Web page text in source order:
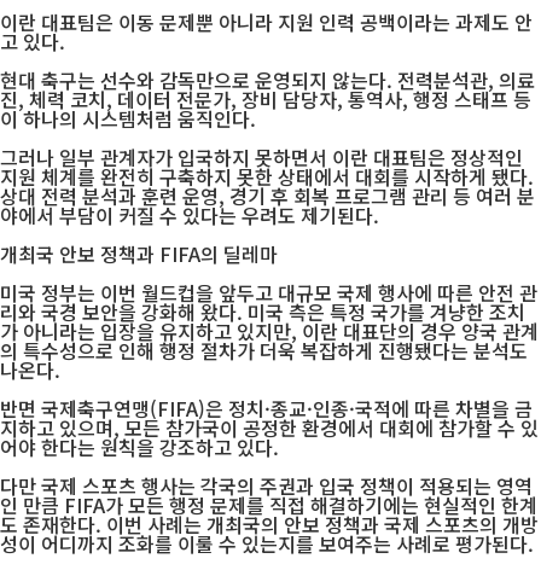
이란 대표팀은 이동 문제뿐 아니라 지원 인력 공백이라는 과제도 안
고 있다.
현대 축구는 선수와 감독만으로 운영되지 않는다. 전력분석관, 의료
진, 체력 코치, 데이터 전문가, 장비 담당자, 통역사, 행정 스태프 등
이 하나의 시스템처럼 움직인다.
그러나 일부 관계자가 입국하지 못하면서 이란 대표팀은 정상적인
지원 체계를 완전히 구축하지 못한 상태에서 대회를 시작하게 됐다.
상대 전력 분석과 훈련 운영, 경기 후 회복 프로그램 관리 등 여러 분
야에서 부담이 커질 수 있다는 우려도 제기된다.
개최국 안보 정책과 FIFA의 딜레마
미국 정부는 이번 월드컵을 앞두고 대규모 국제 행사에 따른 안전 관
리와 국경 보안을 강화해 왔다. 미국 측은 특정 국가를 겨냥한 조치
가 아니라는 입장을 유지하고 있지만, 이란 대표단의 경우 양국 관계
의 특수성으로 인해 행정 절차가 더욱 복잡하게 진행됐다는 분석도
나온다.
반면 국제축구연맹(FIFA)은 정치·종교·인종·국적에 따른 차별을 금
지하고 있으며, 모든 참가국이 공정한 환경에서 대회에 참가할 수 있
어야 한다는 원칙을 강조하고 있다.
다만 국제 스포츠 행사는 각국의 주권과 입국 정책이 적용되는 영역
인 만큼 FIFA가 모든 행정 문제를 직접 해결하기에는 현실적인 한계
도 존재한다. 이번 사례는 개최국의 안보 정책과 국제 스포츠의 개방
성이 어디까지 조화를 이룰 수 있는지를 보여주는 사례로 평가된다.